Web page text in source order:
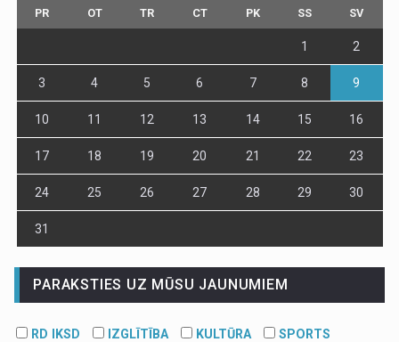
PR OT TR CT PK SS SV
1 2
3 4 5 6 7 8 9
10 11 12 13 14 15 16
17 18 19 20 21 22 23
24 25 26 27 28 29 30
31
PARAKSTIES UZ MŪSU JAUNUMIEM
RD IKSD IZGLĪTĪBA KULTŪRA
SPORTS